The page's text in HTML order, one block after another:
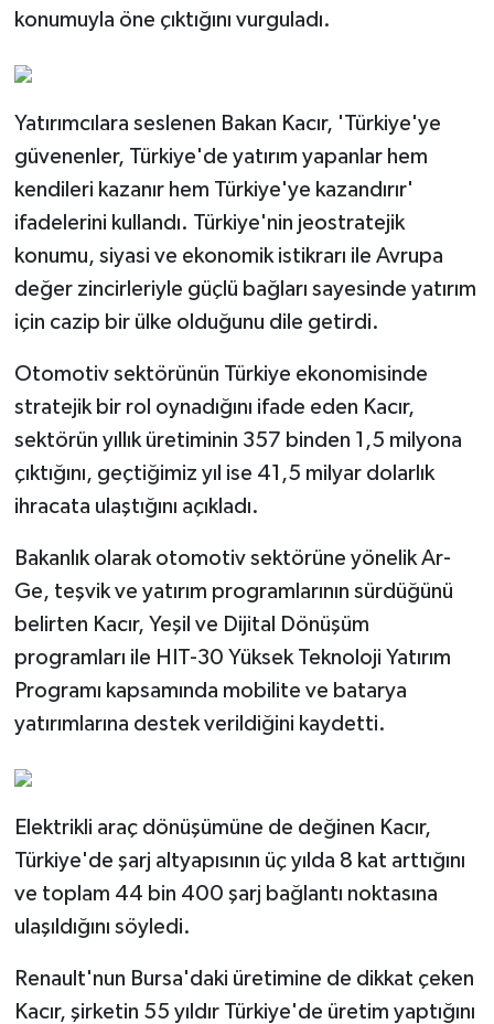
konumuyla öne çıktığını vurguladı.
Yatırımcılara seslenen Bakan Kacır, 'Türkiye'ye
güvenenler, Türkiye'de yatırım yapanlar hem
kendileri kazanır hem Türkiye'ye kazandırır'
ifadelerini kullandı. Türkiye'nin jeostratejik
konumu, siyasi ve ekonomik istikrarı ile Avrupa
değer zincirleriyle güçlü bağları sayesinde yatırım
için cazip bir ülke olduğunu dile getirdi.
Otomotiv sektörünün Türkiye ekonomisinde
stratejik bir rol oynadığını ifade eden Kacır,
sektörün yıllık üretiminin 357 binden 1,5 milyona
çıktığını, geçtiğimiz yıl ise 41,5 milyar dolarlık
ihracata ulaştığını açıkladı.
Bakanlık olarak otomotiv sektörüne yönelik Ar-
Ge, teşvik ve yatırım programlarının sürdüğünü
belirten Kacır, Yeşil ve Dijital Dönüşüm
programları ile HIT-30 Yüksek Teknoloji Yatırım
Programı kapsamında mobilite ve batarya
yatırımlarına destek verildiğini kaydetti.
Elektrikli araç dönüşümüne de değinen Kacır,
Türkiye'de şarj altyapısının üç yılda 8 kat arttığını
ve toplam 44 bin 400 şarj bağlantı noktasına
ulaşıldığını söyledi.
Renault'nun Bursa'daki üretimine de dikkat çeken
Kacır, şirketin 55 yıldır Türkiye'de üretim yaptığını